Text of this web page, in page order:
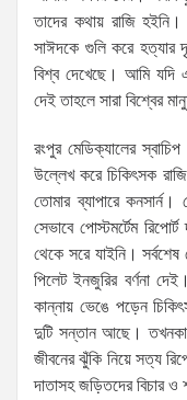
তাদের কথায় রাজি
সাঈদকে গুলি করে হত্যার
বিশ্ব দেখেছে। আমি যদি
দেই তাহলে সারা বিশ্বের
রংপুর মেডিক্যালের
উল্লেখ করে চিকিৎসক
তোমার ব্যাপারে
সেভাবে পোস্টমর্টেম
থেকে সরে যাইনি। সর্বশেষ
পিলেট ইনজুরির বর্ণনা
কান্নায় ভেঙে পড়েন
দুটি সন্তান আছে।
জীবনের ঝুঁকি নিয়ে সত্য
দাতাসহ জড়িতদের বিচার ও